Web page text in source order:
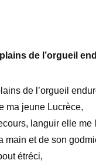
de l’orgueil
de l’orgueil
ma jeune Lucrèce,
languir elle me
main et de son
étréci,